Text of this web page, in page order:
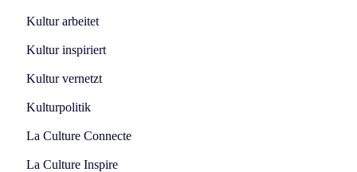
Kultur arbeitet
Kultur inspiriert
Kultur vernetzt
Kulturpolitik
La Culture Connecte
La Culture Inspire